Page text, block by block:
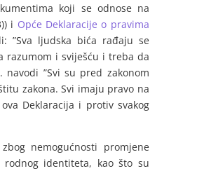
koji se odnose na
i Opće Deklaracije o pravima
”Sva ljudska bića rađaju se
razumom i sviješću i treba da
”Svi su pred zakonom
zakona. Svi imaju pravo na
Deklaracija i protiv svakog
nemogućnosti promjene
rodnog identiteta, kao što su